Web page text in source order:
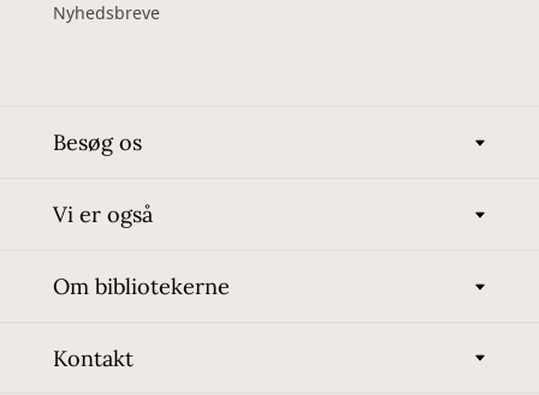
Nyhedsbreve
Besøg os
Vi er også
Om bibliotekerne
Kontakt